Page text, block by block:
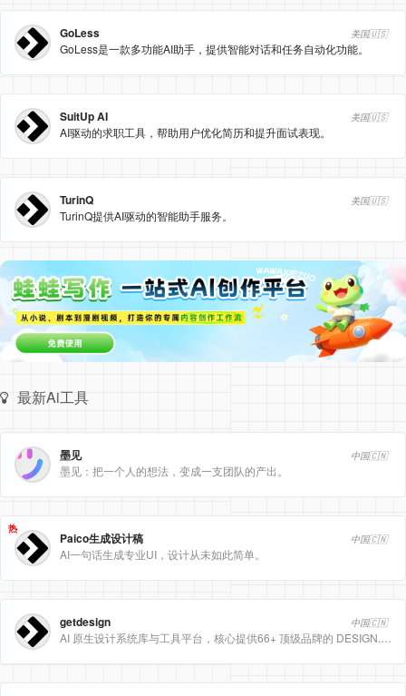
GoLess 美国🇺🇸
GoLess是一款多功能AI助手，提供智能对话和任务自动化功能。
SuitUp AI 美国🇺🇸
AI驱动的求职工具，帮助用户优化简历和提升面试表现。
TurinQ 美国🇺🇸
TurinQ提供AI驱动的智能助手服务。
最新Ai工具
墨见 中国🇨🇳
墨见：把一个人的想法，变成一支团队的产出。
热
Paico生成设计稿 中国🇨🇳
AI一句话生成专业UI，设计从未如此简单。
getdesign 中国🇨🇳
AI 原生设计系统库与工具平台，核心提供66+ 顶级品牌的 DESIGN.md 设计规范文件